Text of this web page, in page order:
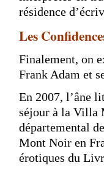
résidence
Les
Finalement, on
Frank Adam et
En 2007, l’âne
séjour à la Villa
départemental
Mont Noir en
érotiques du